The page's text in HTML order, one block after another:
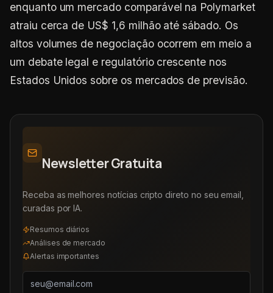
enquanto um mercado comparável na Polymarket
atraiu cerca de US$ 1,6 milhão até sábado. Os
altos volumes de negociação ocorrem em meio a
um debate legal e regulatório crescente nos
Estados Unidos sobre os mercados de previsão.
Newsletter Gratuita
Receba as melhores notícias cripto direto no seu email,
curadas por IA.
Resumos diários
Análises de mercado
Alertas importantes